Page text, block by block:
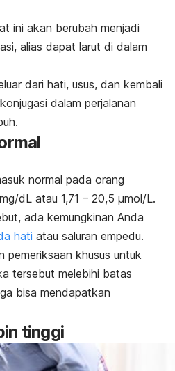
ini akan berubah menjadi
alias dapat larut di dalam
dari hati, usus, dan kembali
dalam perjalanan
normal pada orang
dL atau 1,71 – 20,5 µmol/L.
ada kemungkinan Anda
hati atau saluran empedu.
pemeriksaan khusus untuk
tersebut melebihi batas
bisa mendapatkan
tinggi